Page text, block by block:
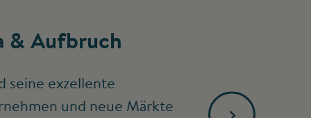
& Aufbruch
seine exzellente
und neue Märkte